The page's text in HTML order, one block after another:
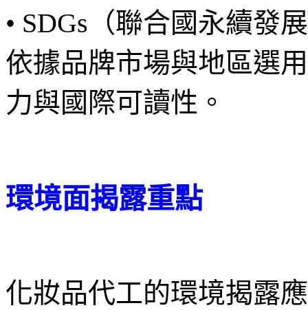
• SDGs（聯合國永續發
依據品牌市場與地區選
力與國際可讀性。
環境面揭露重點
化妝品代工的環境揭露